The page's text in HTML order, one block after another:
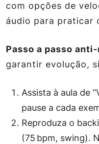
com opções de
áudio para praticar
Passo a passo
garantir evolução,
Assista à aula de
pause a cada
Reproduza o
(75 bpm, swing).